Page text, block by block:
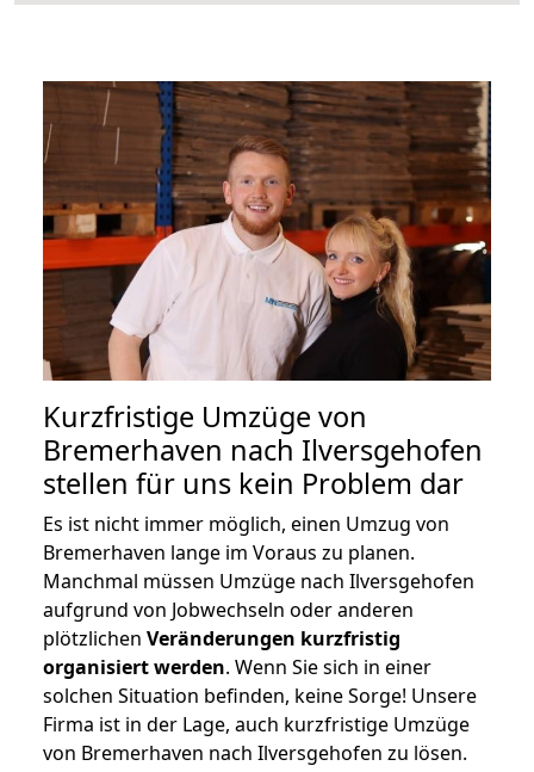
Kurzfristige Umzüge von
Bremerhaven nach Ilversgehofen
stellen für uns kein Problem dar
Es ist nicht immer möglich, einen Umzug von
Bremerhaven lange im Voraus zu planen.
Manchmal müssen Umzüge nach Ilversgehofen
aufgrund von Jobwechseln oder anderen
plötzlichen Veränderungen kurzfristig
organisiert werden. Wenn Sie sich in einer
solchen Situation befinden, keine Sorge! Unsere
Firma ist in der Lage, auch kurzfristige Umzüge
von Bremerhaven nach Ilversgehofen zu lösen.